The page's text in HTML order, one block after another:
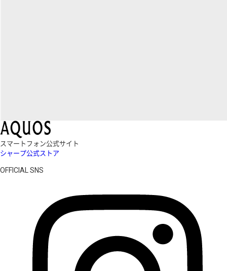
スマートフォン公式サイト
シャープ公式ストア
OFFICIAL SNS